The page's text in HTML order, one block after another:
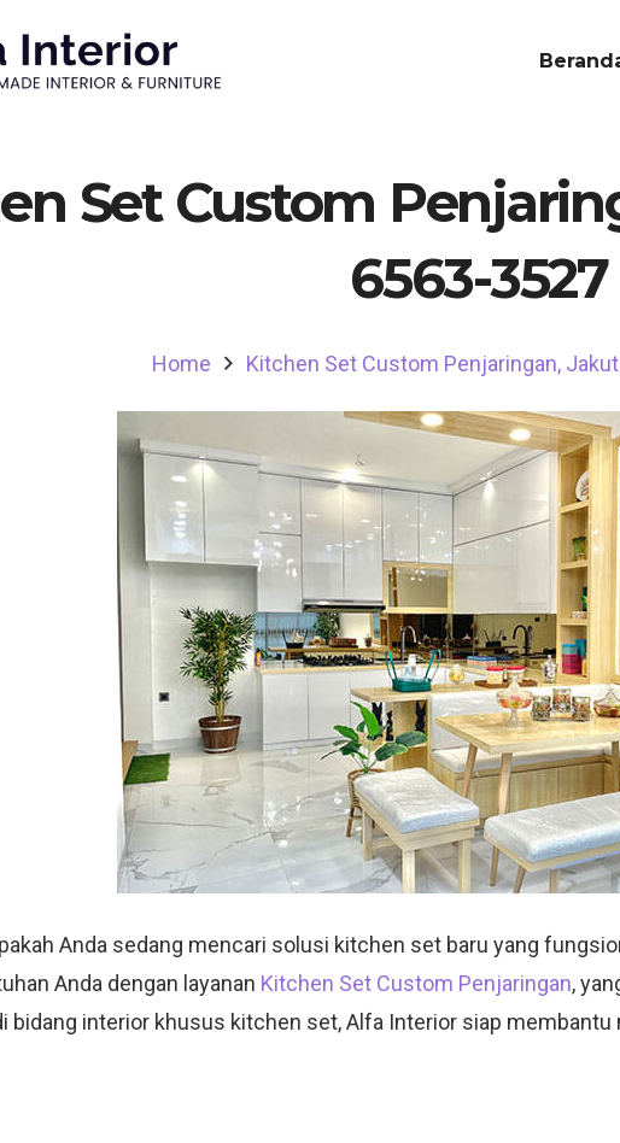
Set Custom
6563-3527
Home Kitchen Set Custom Penjaringan,
Anda sedang mencari solusi kitchen set baru yang
Anda dengan layanan Kitchen Set Custom Penjaringan,
bidang interior khusus kitchen set, Alfa Interior siap